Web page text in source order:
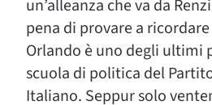
un’alleanza che va da
pena di provare a
Orlando è uno degli ultimi
scuola di politica del
Italiano. Seppur solo